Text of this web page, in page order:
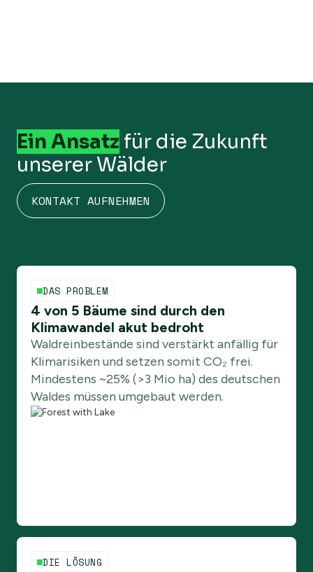
Ein Ansatz für die Zukunft
unserer Wälder
KONTAKT AUFNEHMEN
DAS PROBLEM
4 von 5 Bäume sind durch den
Klimawandel akut bedroht
Waldreinbestände sind verstärkt anfällig für
Klimarisiken und setzen somit CO₂ frei.
Mindestens ~25% (>3 Mio ha) des deutschen
Waldes müssen umgebaut werden.
DIE LÖSUNG